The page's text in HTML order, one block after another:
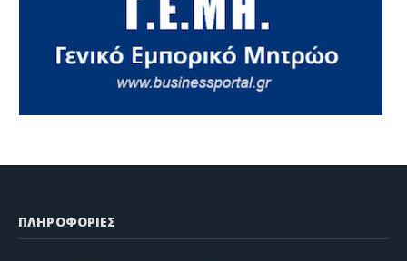
ΠΛΗΡΟΦΟΡΙΕΣ